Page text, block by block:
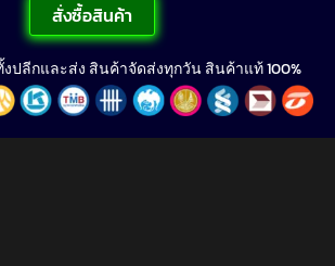
สั่งซื้อสินค้า
ปลีกและส่ง สินค้าจัดส่งทุกวัน สินค้าแท้ 100%